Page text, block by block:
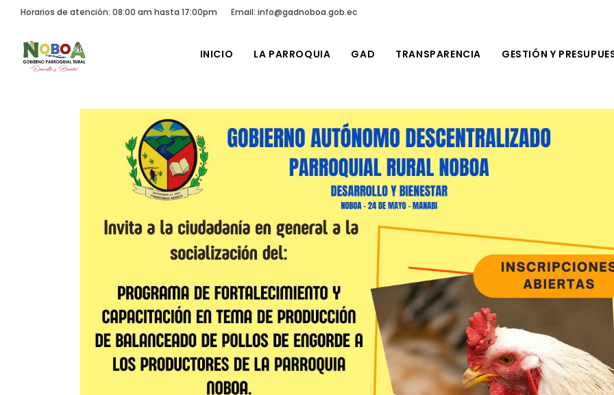
Horarios de atención: 08:00 am hasta 17:00pm Email: info@gadnoboa.gob.ec
INICIO LA PARROQUIA GAD TRANSPARENCIA GESTIÓN Y